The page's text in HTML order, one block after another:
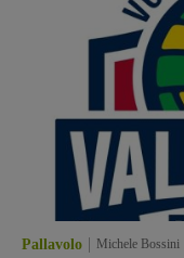
Pallavolo Michele Bossini